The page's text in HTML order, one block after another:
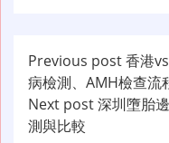
文
章
导
Previous post香港
病檢測、AMH檢查流
Next post深圳墮胎
測與比較